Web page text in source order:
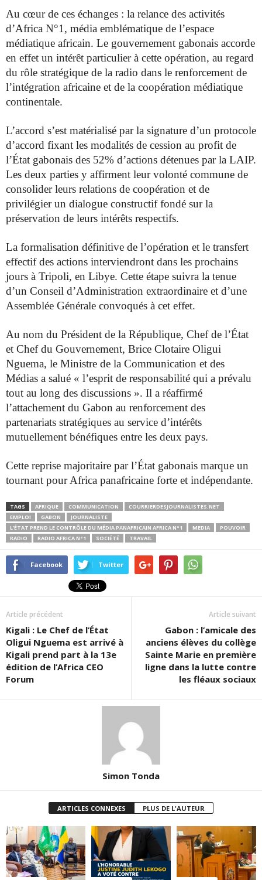
Au cœur de ces échanges : la relance des activités
d’Africa N°1, média emblématique de l’espace
médiatique africain. Le gouvernement gabonais accorde
en effet un intérêt particulier à cette opération, au regard
du rôle stratégique de la radio dans le renforcement de
l’intégration africaine et de la coopération médiatique
continentale.
L’accord s’est matérialisé par la signature d’un protocole
d’accord fixant les modalités de cession au profit de
l’État gabonais des 52% d’actions détenues par la LAIP.
Les deux parties y affirment leur volonté commune de
consolider leurs relations de coopération et de
privilégier un dialogue constructif fondé sur la
préservation de leurs intérêts respectifs.
La formalisation définitive de l’opération et le transfert
effectif des actions interviendront dans les prochains
jours à Tripoli, en Libye. Cette étape suivra la tenue
d’un Conseil d’Administration extraordinaire et d’une
Assemblée Générale convoqués à cet effet.
Au nom du Président de la République, Chef de l’État
et Chef du Gouvernement, Brice Clotaire Oligui
Nguema, le Ministre de la Communication et des
Médias a salué « l’esprit de responsabilité qui a prévalu
tout au long des discussions ». Il a réaffirmé
l’attachement du Gabon au renforcement des
partenariats stratégiques au service d’intérêts
mutuellement bénéfiques entre les deux pays.
Cette reprise majoritaire par l’État gabonais marque un
tournant pour Africa panafricaine forte et indépendante.
TAGS AFRIQUE COMMUNICATION
COURRIERDESJOURNALISTES.NET
EMPLOI
GABON
JOURNALISTE
L'ÉTAT PREND LE CONTRÔLE DU MÉDIA PANAFRICAIN AFRICA N°1
MEDIA
POUVOIR
RADIO
RADIO AFRICA N°1 SOCIÉTÉ TRAVAIL
Facebook Twitter
Article précédent
Kigali : Le Chef de l’État
Oligui Nguema est arrivé à
Kigali prend part à la 13e
édition de l’Africa CEO
Forum
Article suivant
Gabon : l’amicale des
anciens élèves du collège
Sainte Marie en première
ligne dans la lutte contre
les fléaux sociaux
Simon Tonda
ARTICLES CONNEXES PLUS DE L'AUTEUR